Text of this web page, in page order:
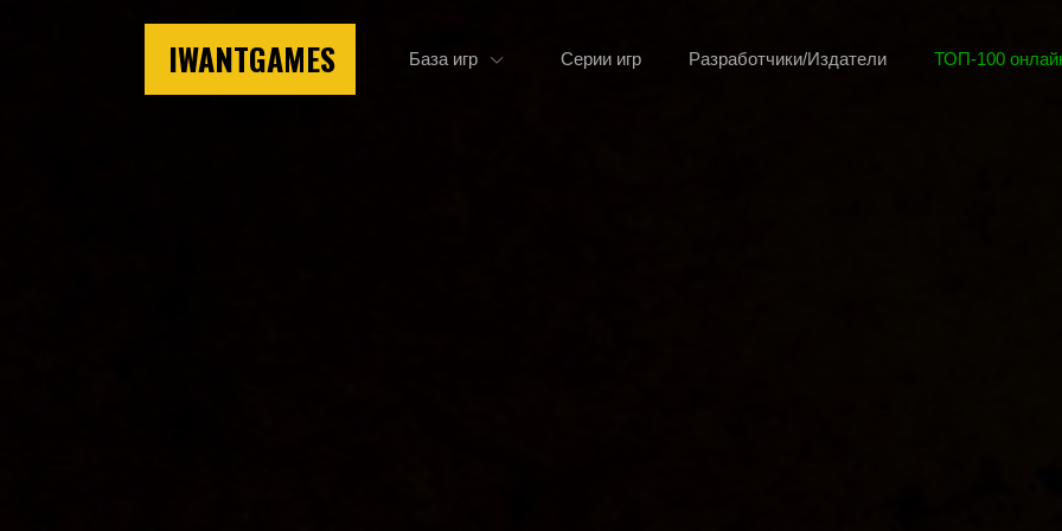
IWANTGAMES База игр Серии игр Разработчики/Издатели ТОП-100